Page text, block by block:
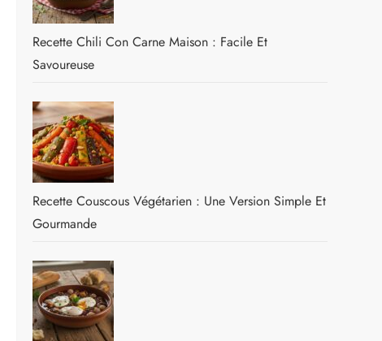
Recette Chili Con Carne Maison : Facile Et
Savoureuse
Recette Couscous Végétarien : Une Version Simple Et
Gourmande